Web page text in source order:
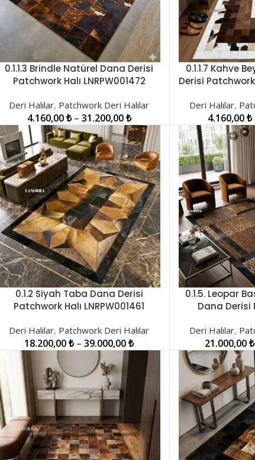
SEÇENEKLER
0.1.1.3 Brindle Natürel Dana Derisi
Patchwork Halı LNRPW001472
Deri Halılar, Patchwork Deri Halılar
4.160,00₺ – 31.200,00₺
SEÇENEKLER
0.1.1.7 Kahve
Derisi Patchwork
Deri Halılar,
4.160,00₺
SEÇENEKLER
0.1.2 Siyah Taba Dana Derisi
Patchwork Halı LNRPW001461
Deri Halılar, Patchwork Deri Halılar
18.200,00₺ –39.000,00₺
SEÇENEKLER
0.1.5. Leopar
Dana Derisi
Deri Halılar,
21.000,00₺